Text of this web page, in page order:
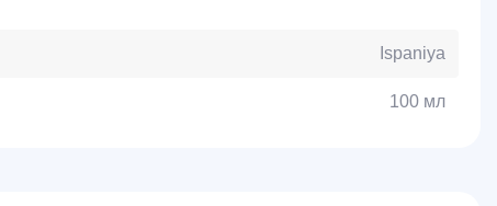
Ispaniya
100 мл